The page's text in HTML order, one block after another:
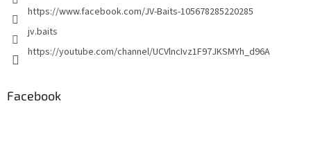
https://www.facebook.com/JV-Baits-105678285220285
jv.baits
https://youtube.com/channel/UCVlncIvz1F97JKSMYh_d96A
Facebook